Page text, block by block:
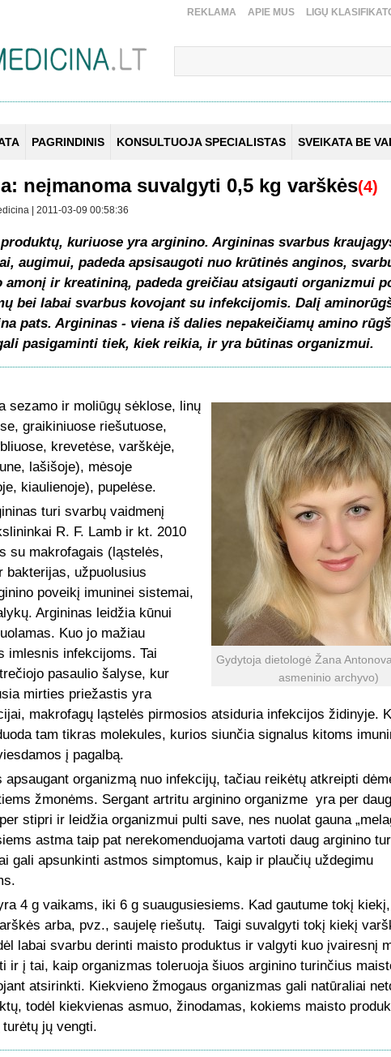
REKLAMA APIE MUS LIGŲ
PAGRINDINIS KONSULTUOJA SPECIALISTAS SVEIKATA BE
neįmanoma suvalgyti 0,5 kg varškės(4)
| 2011-03-09 00:58:36
kuriuose yra arginino. Argininas svarbus
augimui, padeda apsisaugoti nuo krūtinės anginos,
ir kreatininą, padeda greičiau atsigauti organizmui
bei labai svarbus kovojant su infekcijomis. Dalį
pats. Argininas - viena iš dalies nepakeičiamų amino
pasigaminti tiek, kiek reikia, ir yra būtinas organizmui.
Gydytoja dietologė Žana
asmeninio archyvo)
sezamo ir moliūgų sėklose, linų
graikiniuose riešutuose,
krevetėse, varškėje,
lašišoje), mėsoje
kiaulienoje), pupelėse.
turi svarbų vaidmenį
R. F. Lamb ir kt. 2010
su makrofagais (ląstelės,
bakterijas, užpuolusius
poveikį imuninei sistemai,
Argininas leidžia kūnui
Kuo jo mažiau
imlesnis infekcijoms. Tai
pasaulio šalyse, kur
mirties priežastis yra
makrofagų ląstelės pirmosios atsiduria infekcijos židinyje.
tam tikras molekules, kurios siunčia signalus kitoms
į pagalbą.
apsaugant organizmą nuo infekcijų, tačiau reikėtų atkreipti
žmonėms. Sergant artritu arginino organizme yra per
stipri ir leidžia organizmui pulti save, nes nuolat gauna
astma taip pat nerekomenduojama vartoti daug arginino
gali apsunkinti astmos simptomus, kaip ir plaučių uždegimu
4 g vaikams, iki 6 g suaugusiesiems. Kad gautume tokį
arba, pvz., saujelę riešutų. Taigi suvalgyti tokį kiekį
labai svarbu derinti maisto produktus ir valgyti kuo įvairesnį
ir į tai, kaip organizmas toleruoja šiuos arginino turinčius
atsirinkti. Kiekvieno žmogaus organizmas gali natūraliai
todėl kiekvienas asmuo, žinodamas, kokiems maisto
jų vengti.